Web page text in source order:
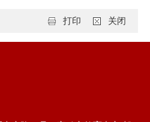
关闭
打印